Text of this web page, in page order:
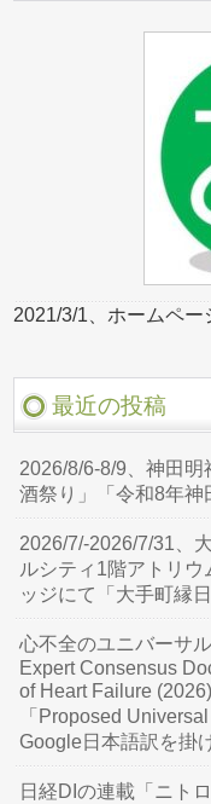
2021/3/1、ホームペー
最近の投稿
2026/8/6-8/9、神田
酒祭り」「令和8年神
2026/7/-2026/7/31、
ルシティ1階アトリ
ッジにて「大手町縁
心不全のユニバーサ
Expert Consensus
of Heart Failure
「Proposed
Google日本語訳を掛
日経DIの連載「ニト